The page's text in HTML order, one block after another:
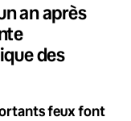
an après
des
feux font